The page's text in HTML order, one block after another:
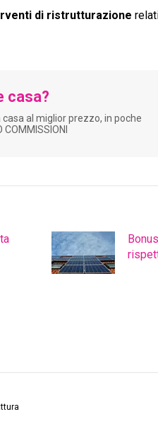
di ristrutturazione
casa?
casa al miglior prezzo, in poche